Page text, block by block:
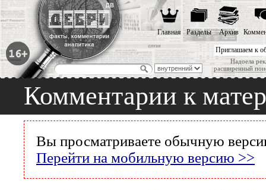
Приглашаем к
Надоела
расширенный
Главная Разделы Архив
Комментарии к
Вы просматриваете обычную
Перейти на мобильную версию >>